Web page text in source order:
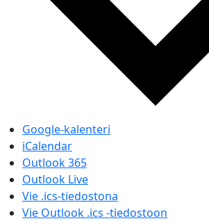
Google-kalenteri
iCalendar
Outlook 365
Outlook Live
Vie .ics-tiedostona
Vie Outlook .ics -tiedostoon